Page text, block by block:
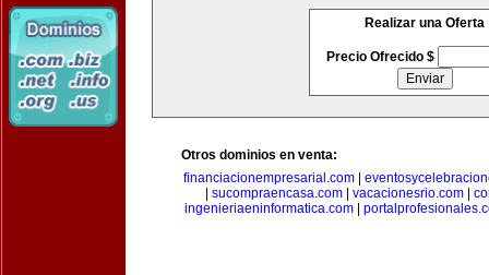
Realizar una Oferta
Precio Ofrecido $
Otros dominios en venta:
financiacionempresarial.com
sucompraencasa.com| vacacionesrio.com|
ingenieriaeninformatica.com|